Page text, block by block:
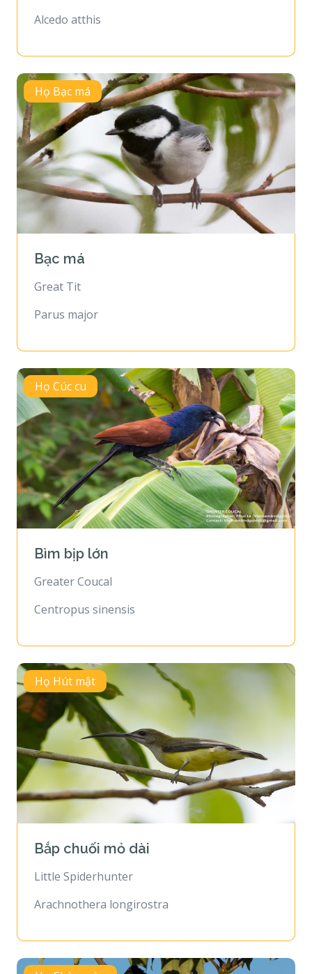
Alcedo atthis
Họ Bạc má
Bạc má
Great Tit
Parus major
Họ Cúc cu
Bìm bịp lớn
Greater Coucal
Centropus sinensis
Họ Hút mật
Bắp chuối mỏ dài
Little Spiderhunter
Arachnothera longirostra